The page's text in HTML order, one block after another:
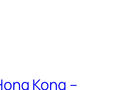
Kong –